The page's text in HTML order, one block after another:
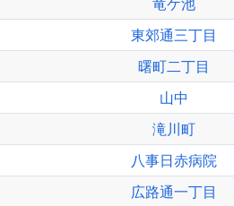
竜ケ池
東郊通三丁目
曙町二丁目
山中
滝川町
八事日赤病院
広路通一丁目